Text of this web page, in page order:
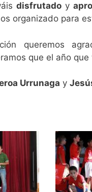
disfrutado y
organizado para
queremos
que el año
Urrunaga y